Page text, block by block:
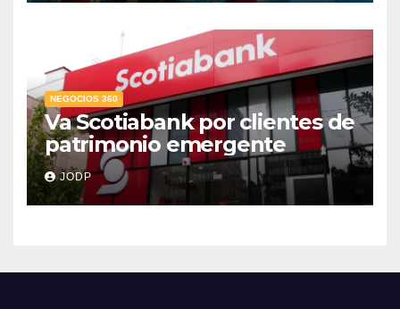
NEGOCIOS 360
Va Scotiabank por clientes de
patrimonio emergente
JODP